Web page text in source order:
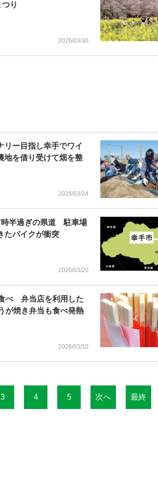
り
2026/03/30
ー目指し幸手でワイ
を借り受けて畑を整
2026/03/24
半過ぎの県道 駐車場
たバイクが衝突
2026/03/20
べ 弁当店を利用した
が焼き弁当も食べ発熱
2026/03/10
3 4 5 次へ 最終